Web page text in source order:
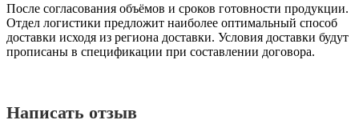
После согласования объёмов и сроков готовности продукции.
Отдел логистики предложит наиболее оптимальный способ
доставки исходя из региона доставки. Условия доставки будут
прописаны в спецификации при составлении договора.
Написать отзыв